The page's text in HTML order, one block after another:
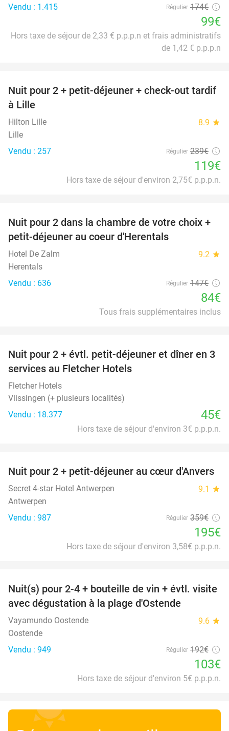
Vendu : 1.415
Régulier 174€
99€
Hors taxe de séjour de 2,33 € p.p.p.n et frais administratifs
de 1,42 € p.p.p.n
50%
Nuit pour 2 + petit-déjeuner + check-out tardif
à Lille
Hilton Lille 8.9 star
Lille
Vendu : 257
Régulier 239€
119€
Hors taxe de séjour d'environ 2,75€ p.p.p.n.
43%
Nuit pour 2 dans la chambre de votre choix +
petit-déjeuner au coeur d'Herentals
Hotel De Zalm 9.2 star
Herentals
Vendu : 636
Régulier 147€
84€
Tous frais supplémentaires inclus
Nuit pour 2 + évtl. petit-déjeuner et dîner en 3
services au Fletcher Hotels
Fletcher Hotels
Vlissingen (+ plusieurs localités)
Vendu : 18.377
45€
Hors taxe de séjour d'environ 3€ p.p.p.n.
46%
Nuit pour 2 + petit-déjeuner au cœur d'Anvers
Secret 4-star Hotel Antwerpen 9.1 star
Antwerpen
Vendu : 987
Régulier 359€
195€
Hors taxe de séjour d'environ 3,58€ p.p.p.n.
46%
Nuit(s) pour 2-4 + bouteille de vin + évtl. visite
avec dégustation à la plage d'Ostende
Vayamundo Oostende 9.6 star
Oostende
Vendu : 949
Régulier 192€
103€
Hors taxe de séjour d'environ 5€ p.p.p.n.